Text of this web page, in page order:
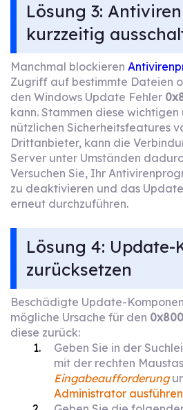
Lösung 3:
kurzzeitig
Manchmal blockieren
Zugriff auf bestimmte Dateien
den Windows Update Fehler
kann. Stammen diese
nützlichen Sicherheitsfeatures
Drittanbieter, kann die
Server unter Umständen
Versuchen Sie, Ihr
zu deaktivieren und das
erneut durchzuführen.
Lösung 4: Update-
zurücksetzen
Beschädigte Update-
mögliche Ursache für den
diese zurück:
Geben Sie in der
mit der rechten
Eingabeaufforderung
Administrator